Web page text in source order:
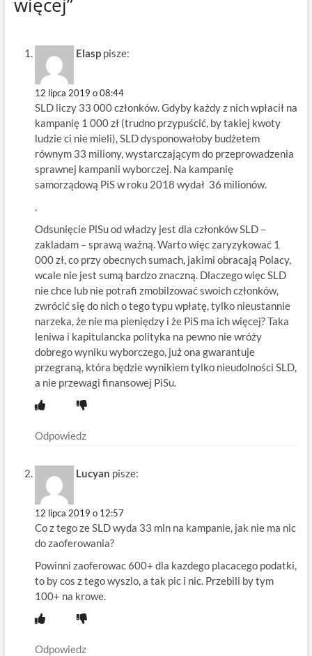
Elasp pisze:
12 lipca 2019 o 08:44
SLD liczy 33 000 członków. Gdyby każdy z nich wpłacił na
kampanię 1 000 zł (trudno przypuścić, by takiej kwoty
ludzie ci nie mieli), SLD dysponowałoby budżetem
równym 33 miliony, wystarczającym do przeprowadzenia
sprawnej kampanii wyborczej. Na kampanię
samorządową PiS w roku 2018 wydał 36 milionów.
.
Odsunięcie PiSu od władzy jest dla członków SLD –
zakladam – sprawą ważną. Warto więc zaryzykować 1
000 zł, co przy obecnych sumach, jakimi obracają Polacy,
wcale nie jest sumą bardzo znaczną. Dlaczego więc SLD
nie chce lub nie potrafi zmobilzować swoich członków,
zwrócić się do nich o tego typu wpłatę, tylko nieustannie
narzeka, że nie ma pieniędzy i że PiS ma ich więcej? Taka
leniwa i kapitulancka polityka na pewno nie wróży
dobrego wyniku wyborczego, już ona gwarantuje
przegraną, która będzie wynikiem tylko nieudolności SLD,
a nie przewagi finansowej PiSu.
Odpowiedz
Lucyan pisze:
12 lipca 2019 o 12:57
Co z tego ze SLD wyda 33 mln na kampanie, jak nie ma nic
do zaoferowania?
Powinni zaoferowac 600+ dla kazdego placacego podatki,
to by cos z tego wyszlo, a tak pic i nic. Przebili by tym
100+ na krowe.
Odpowiedz